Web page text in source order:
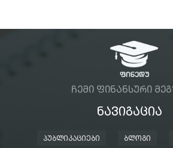
ᲩᲔᲛᲘ ᲤᲘᲜᲐᲜᲡᲣᲠᲘ
ᲜᲐᲕᲘᲒᲐᲪᲘᲐ
ᲞᲣᲑᲚᲘᲙᲐᲪᲘᲔᲑᲘ ᲑᲚᲝᲒᲘ